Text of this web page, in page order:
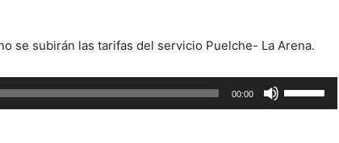
flecha
arriba/abajo
para
se subirán las tarifas del servicio Puelche- La Arena.
00:00
las